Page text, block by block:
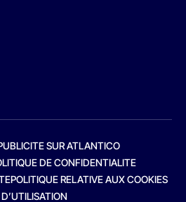
SUR ATLANTICO
DE CONFIDENTIALITE
POLITIQUE RELATIVE AUX COOKIES